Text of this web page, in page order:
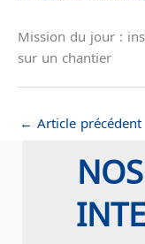
Mission du jour :
sur un chantier
← Article précédent